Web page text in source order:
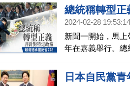
的台灣。
總統稱轉型正
2024-02-28 19:53:14
新聞一開始，馬
年在嘉義舉行。
民主政府要對過
南出席紀念活動
持續檢討調查228
日本自民黨